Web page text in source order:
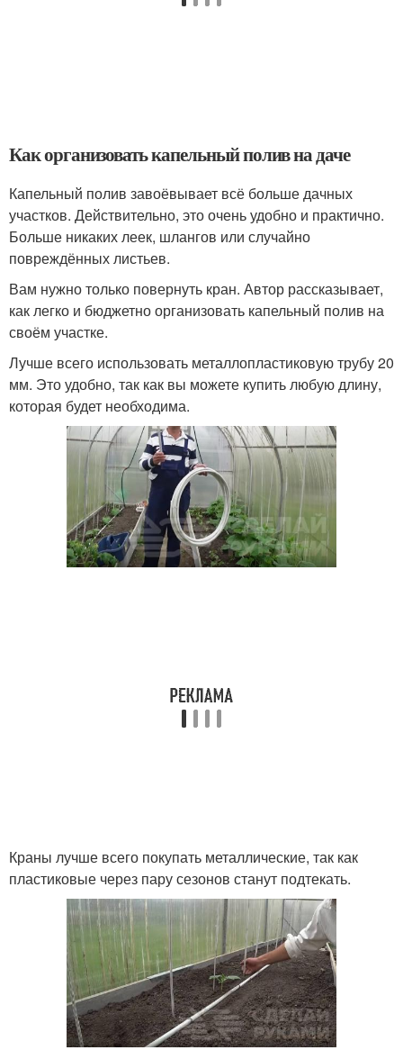
Как организовать капельный полив на даче
Капельный полив завоёвывает всё больше дачных
участков. Действительно, это очень удобно и практично.
Больше никаких леек, шлангов или случайно
повреждённых листьев.
Вам нужно только повернуть кран. Автор рассказывает,
как легко и бюджетно организовать капельный полив на
своём участке.
Лучше всего использовать металлопластиковую трубу 20
мм. Это удобно, так как вы можете купить любую длину,
которая будет необходима.
Краны лучше всего покупать металлические, так как
пластиковые через пару сезонов станут подтекать.